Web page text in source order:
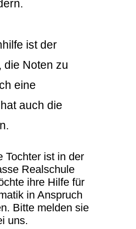
ist der
die Noten zu
eine
auch die
Tochter ist in der
Realschule
ihre Hilfe für
in Anspruch
Bitte melden sie
uns.